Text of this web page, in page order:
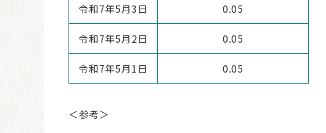
令和7年5月3日 0.05
令和7年5月2日 0.05
令和7年5月1日 0.05
＜参考＞